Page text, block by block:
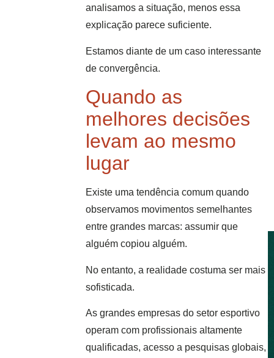
analisamos a situação, menos essa
explicação parece suficiente.
Estamos diante de um caso interessante
de convergência.
Quando as
melhores decisões
levam ao mesmo
lugar
Existe uma tendência comum quando
observamos movimentos semelhantes
entre grandes marcas: assumir que
alguém copiou alguém.
No entanto, a realidade costuma ser mais
sofisticada.
As grandes empresas do setor esportivo
operam com profissionais altamente
qualificadas, acesso a pesquisas globais,